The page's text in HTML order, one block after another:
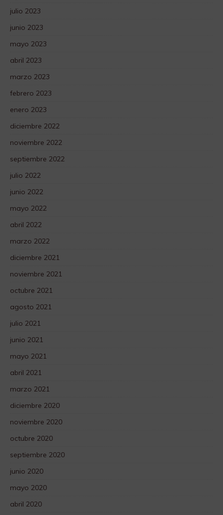
julio 2023
junio 2023
mayo 2023
abril 2023
marzo 2023
febrero 2023
enero 2023
diciembre 2022
noviembre 2022
septiembre 2022
julio 2022
junio 2022
mayo 2022
abril 2022
marzo 2022
diciembre 2021
noviembre 2021
octubre 2021
agosto 2021
julio 2021
junio 2021
mayo 2021
abril 2021
marzo 2021
diciembre 2020
noviembre 2020
octubre 2020
septiembre 2020
junio 2020
mayo 2020
abril 2020